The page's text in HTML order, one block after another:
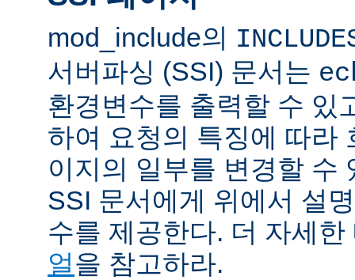
mod_include의
서버파싱 (SSI) 문서는
환경변수를 출력할 수 있
하여 요청의 특징에 따라
이지의 일부를 변경할 수
SSI 문서에게 위에서 설
수를 제공한다. 더 자세
얼을 참고하라.